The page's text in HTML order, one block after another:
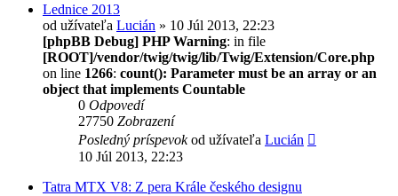
Lednice 2013
od užívateľa Lucián » 10 Júl 2013, 22:23
[phpBB Debug] PHP Warning: in file
[ROOT]/vendor/twig/twig/lib/Twig/Extension/Core.php
on line 1266: count(): Parameter must be an array or an
object that implements Countable
0 Odpovedí
27750 Zobrazení
Posledný príspevokod užívateľa Lucián
10 Júl 2013, 22:23
Tatra MTX V8: Z pera Krále českého designu